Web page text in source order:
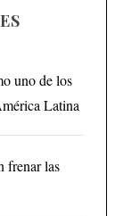
uno de los
Latina
frenar las